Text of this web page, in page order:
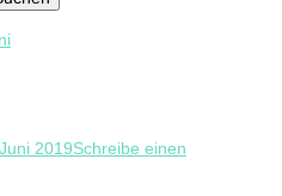
2019Schreibe einen